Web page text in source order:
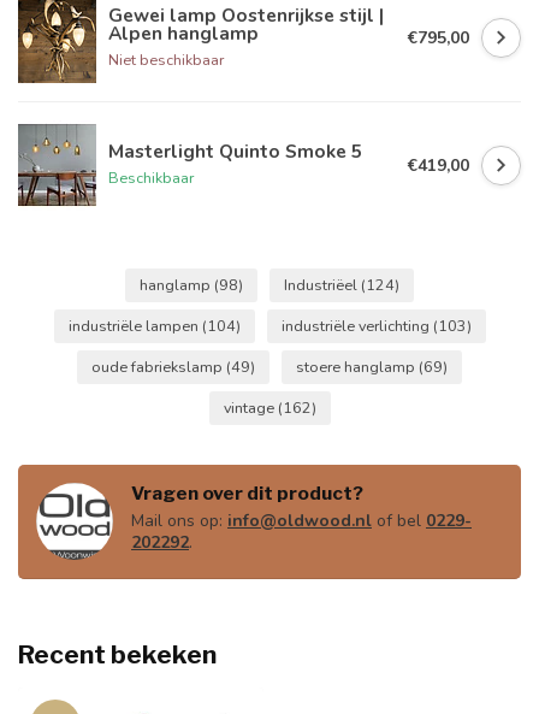
Gewei lamp Oostenrijkse stijl |
Alpen hanglamp
Niet beschikbaar
€795,00
Masterlight Quinto Smoke 5
Beschikbaar
€419,00
hanglamp (98) Industriëel (124)
industriële lampen (104) industriële verlichting (103)
oude fabriekslamp (49) stoere hanglamp (69)
vintage (162)
Vragen over dit product?
Mail ons op: info@oldwood.nl of bel 0229-
202292.
Recent bekeken